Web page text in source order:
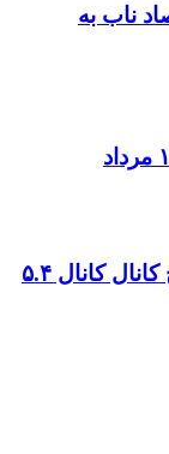
ناب به
*رکوردشکنی تاریخی بورس با فتح کانال کانال ۵.۴